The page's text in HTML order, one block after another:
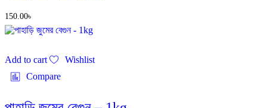
150.00৳
Add to cart
Wishlist
Compare